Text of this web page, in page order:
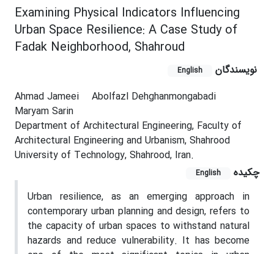
Examining Physical Indicators Influencing
Urban Space Resilience: A Case Study of
Fadak Neighborhood, Shahroud
نویسندگان English
Ahmad Jameei
Abolfazl Dehghanmongabadi
Maryam Sarin
Department of Architectural Engineering, Faculty of
Architectural Engineering and Urbanism, Shahrood
University of Technology, Shahrood, Iran.
چکیده
English
Urban resilience, as an emerging approach in
contemporary urban planning and design, refers to
the capacity of urban spaces to withstand natural
hazards and reduce vulnerability. It has become